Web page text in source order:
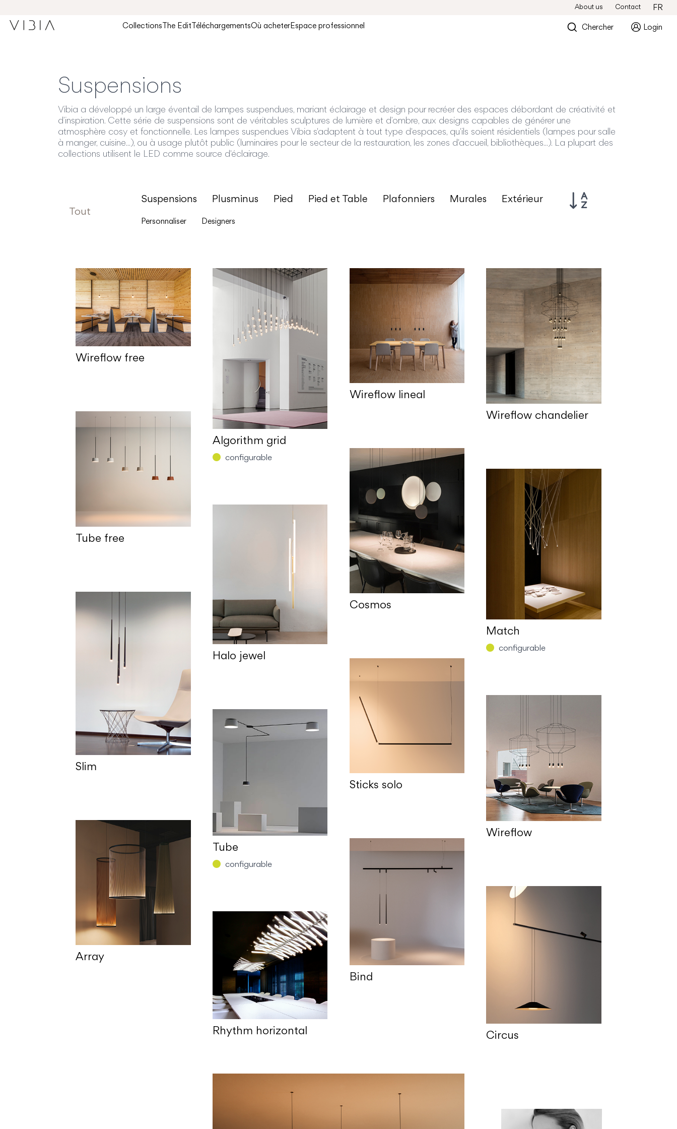
About us Contact
FR
CollectionsThe EditTéléchargementsOù acheterEspace professionnel Chercher Login
Suspensions
Vibia a développé un large éventail de lampes suspendues, mariant éclairage et design pour recréer des espaces débordant de créativité et
d’inspiration. Cette série de suspensions sont de véritables sculptures de lumière et d’ombre, aux designs capables de générer une
atmosphère cosy et fonctionnelle. Les lampes suspendues Vibia s'adaptent à tout type d'espaces, qu'ils soient résidentiels (lampes pour salle
à manger, cuisine...), ou à usage plutôt public (luminaires pour le secteur de la restauration, les zones d'accueil, bibliothèques...). La plupart des
collections utilisent le LED comme source d'éclairage.
Tout
Suspensions Plusminus Pied Pied et Table Plafonniers Murales Extérieur
Personnaliser Designers
Wireflow free
Tube free
Slim
Array
Algorithm grid
configurable
Halo jewel
Tube
configurable
Rhythm horizontal
Wireflow lineal
Cosmos
Sticks solo
Bind
Wireflow chandelier
Match
configurable
Wireflow
Circus